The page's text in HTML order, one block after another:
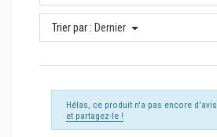
Trier par : Dernier
Hélas, ce produit n'a pas encore d'avis.
et partagez-le !